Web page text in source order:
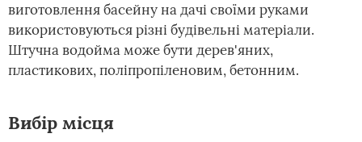
виготовлення басейну на дачі своїми руками
використовуються різні будівельні матеріали.
Штучна водойма може бути дерев'яних,
пластикових, поліпропіленовим, бетонним.
Вибір місця